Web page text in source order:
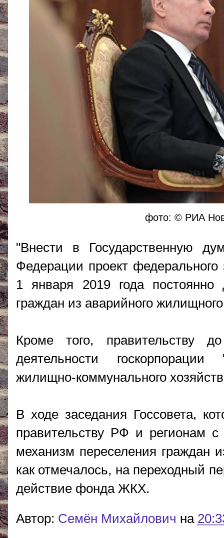
фото: © РИА
"Внести в Государственную
Федерации проект
1 января 2019 года постоянно
граждан из аварийного
Кроме того, правительству
деятельности
жилищно-коммунального
В ходе заседания Госсовета,
правительству РФ и регионам
механизм переселения граждан
как отмечалось, на переходный
действие фонда ЖКХ.
Автор: Cемён Михайлович на